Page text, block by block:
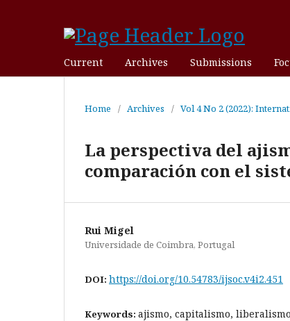
Current Archives Submissions
Home / Archives / Vol 4 No 2 (2022):
La perspectiva del
comparación con el
Rui Migel
Universidade de Coimbra, Portugal
DOI: https://doi.org/10.54783/ijsoc.v4i2.451
Keywords: ajismo, capitalismo, liberalismo